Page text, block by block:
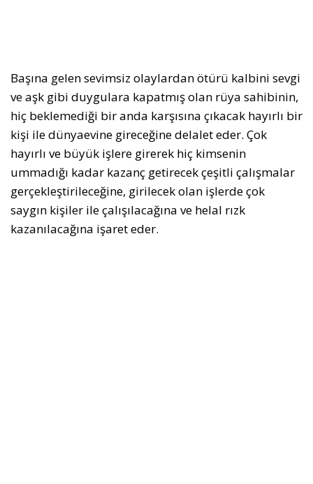
Başına gelen sevimsiz olaylardan ötürü kalbini sevgi
ve aşk gibi duygulara kapatmış olan rüya sahibinin,
hiç beklemediği bir anda karşısına çıkacak hayırlı bir
kişi ile dünyaevine gireceğine delalet eder. Çok
hayırlı ve büyük işlere girerek hiç kimsenin
ummadığı kadar kazanç getirecek çeşitli çalışmalar
gerçekleştirileceğine, girilecek olan işlerde çok
saygın kişiler ile çalışılacağına ve helal rızk
kazanılacağına işaret eder.